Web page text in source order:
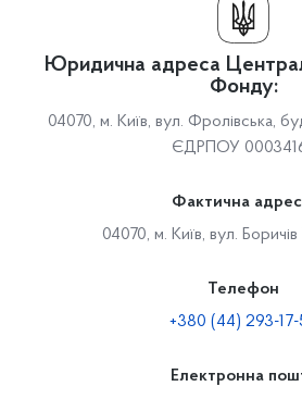
Юридична адреса
Фонду:
04070, м. Київ, вул. Фролівська,
ЄДРПОУ
Фактична
04070, м. Київ, вул.
Телефон
+380 (44) 293-
Електронна